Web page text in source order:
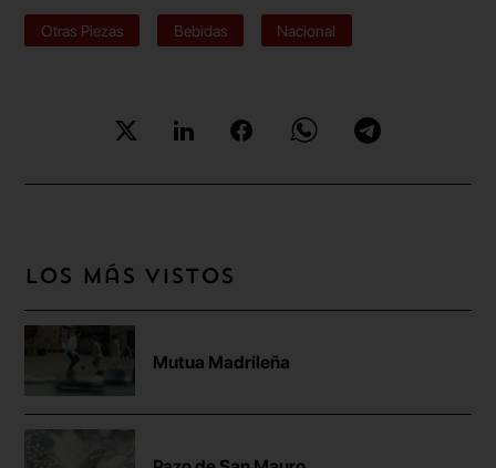
Otras Piezas Bebidas Nacional
Los más vistos
Mutua Madrileña